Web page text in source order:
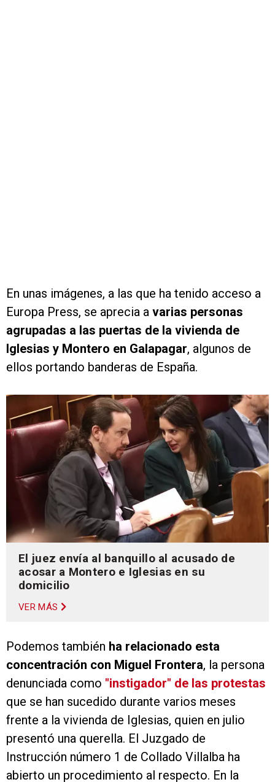
En unas imágenes, a las que ha tenido acceso a
Europa Press, se aprecia a varias personas
agrupadas a las puertas de la vivienda de
Iglesias y Montero en Galapagar, algunos de
ellos portando banderas de España.
El juez envía al banquillo al acusado de
acosar a Montero e Iglesias en su
domicilio
VER MÁS
Podemos también ha relacionado esta
concentración con Miguel Frontera, la persona
denunciada como "instigador" de las protestas
que se han sucedido durante varios meses
frente a la vivienda de Iglesias, quien en julio
presentó una querella. El Juzgado de
Instrucción número 1 de Collado Villalba ha
abierto un procedimiento al respecto. En la